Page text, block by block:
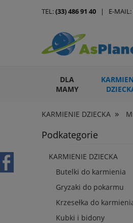
DLA
MAMY
ARTYKUŁY DLA
KARMIENIE DZIECKA »
TEL:(33) 486 91 40 | E-MAIL:
Podkategorie
KARMIENIE DZIECKA
Butelki do karmienia
Gryzaki do pokarmu
Krzesełka do
Kubki i bidony